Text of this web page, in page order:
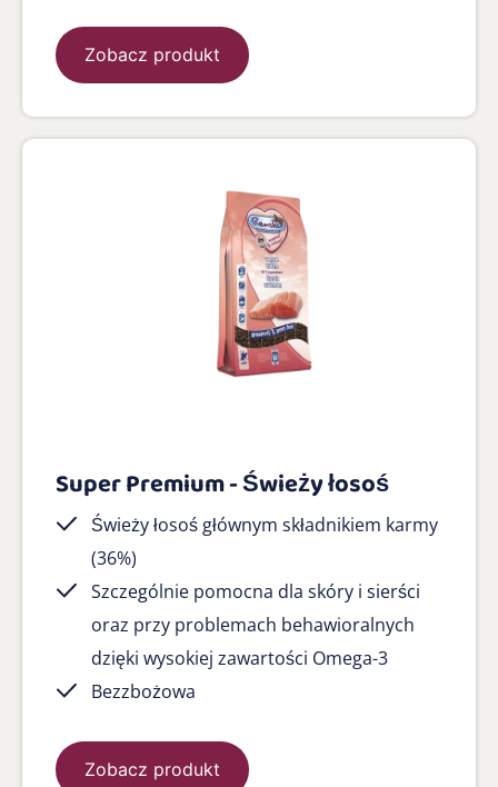
Zobacz produkt
Super Premium - Świeży łosoś
Świeży łosoś głównym składnikiem karmy
(36%)
Szczególnie pomocna dla skóry i sierści
oraz przy problemach behawioralnych
dzięki wysokiej zawartości Omega-3
Bezzbożowa
Zobacz produkt